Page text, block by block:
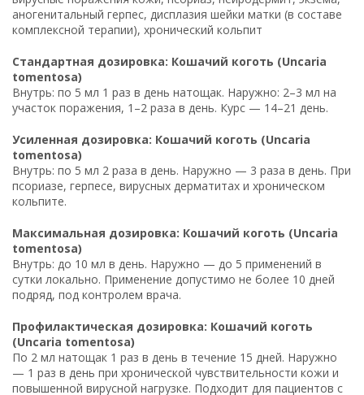
аногенитальный герпес, дисплазия шейки матки (в составе
комплексной терапии), хронический кольпит
Стандартная дозировка: Кошачий коготь (Uncaria
tomentosa)
Внутрь: по 5 мл 1 раз в день натощак. Наружно: 2–3 мл на
участок поражения, 1–2 раза в день. Курс — 14–21 день.
Усиленная дозировка: Кошачий коготь (Uncaria
tomentosa)
Внутрь: по 5 мл 2 раза в день. Наружно — 3 раза в день. При
псориазе, герпесе, вирусных дерматитах и хроническом
кольпите.
Максимальная дозировка: Кошачий коготь (Uncaria
tomentosa)
Внутрь: до 10 мл в день. Наружно — до 5 применений в
сутки локально. Применение допустимо не более 10 дней
подряд, под контролем врача.
Профилактическая дозировка: Кошачий коготь
(Uncaria tomentosa)
По 2 мл натощак 1 раз в день в течение 15 дней. Наружно
— 1 раз в день при хронической чувствительности кожи и
повышенной вирусной нагрузке. Подходит для пациентов с